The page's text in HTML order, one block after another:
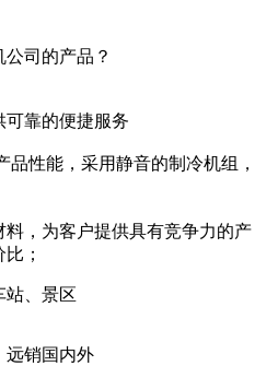
司的产品？
可靠的便捷服务
品性能，采用静音的制冷机组，
，为客户提供具有竞争力的产
；
站、景区
远销国内外